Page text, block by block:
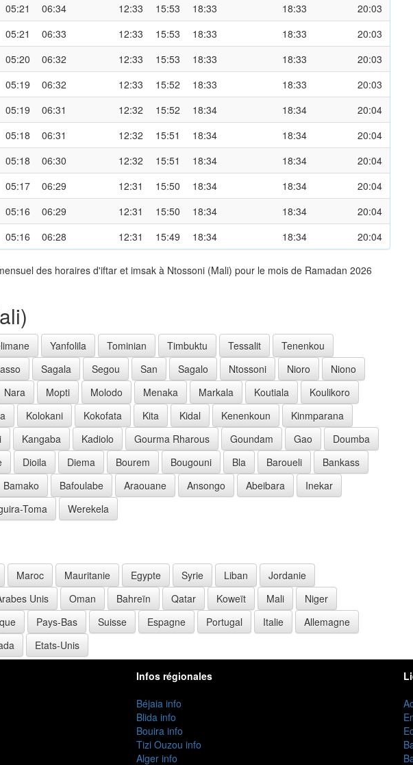
05:21 06:34 12:33 15:53 18:33 18:33
20:03
05:21 06:33 12:33 15:53 18:33 18:33
20:03
05:20 06:32 12:33 15:53 18:33 18:33
20:03
05:19 06:32 12:33 15:52 18:33 18:33
20:03
05:19 06:31 12:32 15:52 18:34 18:34
20:04
05:18 06:31 12:32 15:51 18:34 18:34
20:04
05:18 06:30 12:32 15:51 18:34 18:34
20:04
05:17 06:29 12:31 15:50 18:34 18:34
20:04
05:16 06:29 12:31 15:50 18:34 18:34
20:04
05:16 06:28 12:31 15:49 18:34 18:34 20:04
des horaires d'iftar et imsak à Ntossoni (Mali) pour le mois de Ramadan 2026
Yanfolila Tominian Timbuktu Tessalit
Tenenkou
Sagala Segou San Sagalo Ntossoni Nioro
Niono
Nara Mopti Molodo Menaka Markala Koutiala
Koulikoro
Kolokani Kokofata Kita Kidal Kenenkoun
Kinmparana
Kangaba Kadiolo Gourma Rharous Goundam Gao
Doumba
Dioila Diema Bourem Bougouni Bla Baroueli
Bankass
Bamako Bafoulabe Araouane Ansongo Abeibara
Inekar
Toma Werekela
Maroc Mauritanie Egypte Syrie Liban
Jordanie
Unis Oman Bahreïn Qatar Koweït Mali
Niger
Pays-Bas Suisse Espagne Portugal Italie
Allemagne
Etats-Unis
Infos régionales
Béjaia info
Blida info
Bouira info
Tizi Ouzou info
Alger info